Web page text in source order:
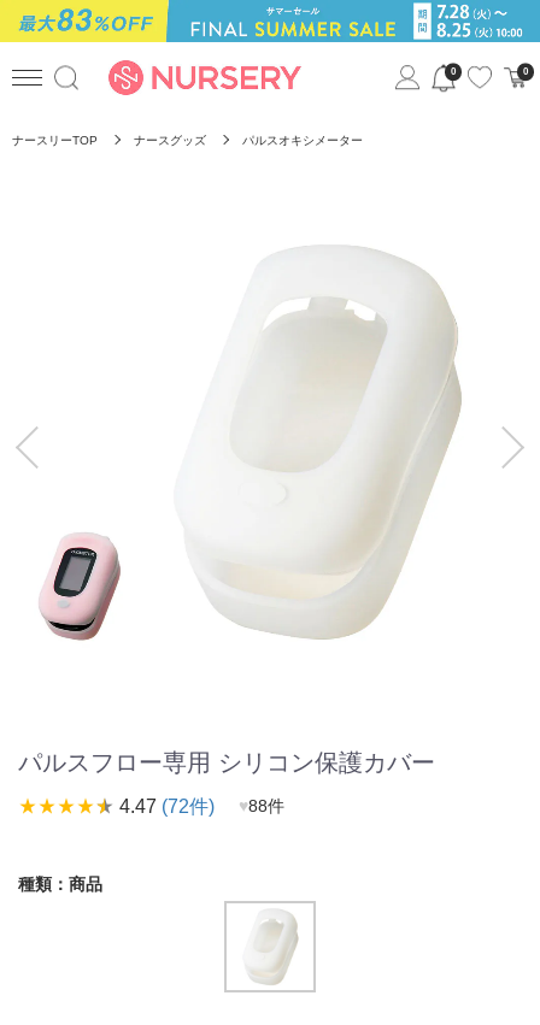
0 0
ナースリーTOP ナースグッズ パルスオキシメーター
パルスフロー専用 シリコン保護カバー
star_ratestar_ratestar_ratestar_ratestar_rate 4.47 (72件) ♥88件
種類： 商品